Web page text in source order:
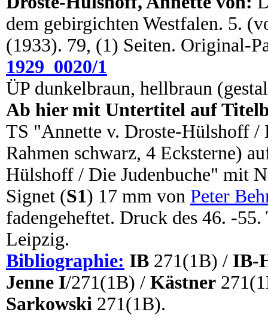
dem gebirgichten Westfalen. 5.
(1933). 79, (1) Seiten. Original-
1929_0020/1
ÜP dunkelbraun, hellbraun
Ab hier mit Untertitel auf
TS "Annette v. Droste-Hülshoff /
Rahmen schwarz, 4 Ecksterne)
Hülshoff / Die Judenbuche" mit
Signet (S1) 17 mm von Peter
fadengeheftet. Druck des 46. -
Leipzig.
Bibliographie: IB 271(1B) / IB-
Jenne I/271(1B) / Kästner
Sarkowski 271(1B).